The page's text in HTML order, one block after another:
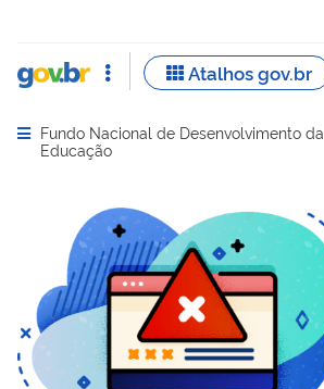
Abrir menu principal de navegação
Fundo Nacional de Desenvolvimento da
Educação